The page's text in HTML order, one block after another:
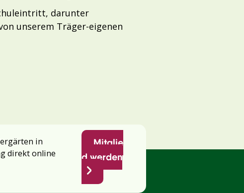
darunter
unserem Träger-eigenen
in
direkt online
Mitglie
d werden